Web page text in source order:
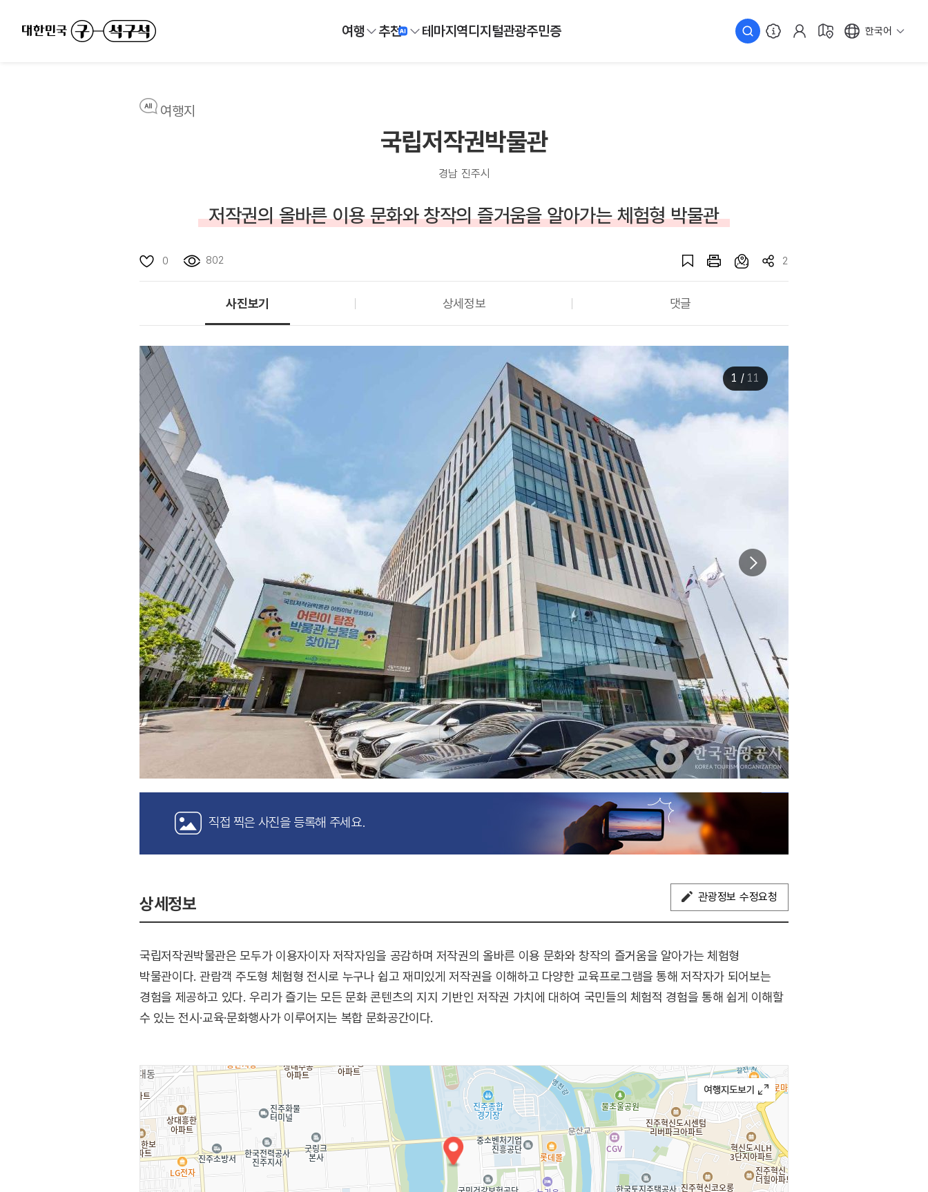
여행 추천 테마지역디지털관광주민증 한국어
여행지
국립저작권박물관
경남 진주시
저작권의 올바른 이용 문화와 창작의 즐거움을 알아가는 체험형 박물관
0 802 2
사진보기 상세정보 댓글
1 / 11
직접 찍은 사진을 등록해 주세요.
상세정보 관광정보 수정요청
국립저작권박물관은 모두가 이용자이자 저작자임을 공감하며 저작권의 올바른 이용 문화와 창작의 즐거움을 알아가는 체험형
박물관이다. 관람객 주도형 체험형 전시로 누구나 쉽고 재미있게 저작권을 이해하고 다양한 교육프로그램을 통해 저작자가 되어보는
경험을 제공하고 있다. 우리가 즐기는 모든 문화 콘텐츠의 지지 기반인 저작권 가치에 대하여 국민들의 체험적 경험을 통해 쉽게 이해할
수 있는 전시·교육·문화행사가 이루어지는 복합 문화공간이다.